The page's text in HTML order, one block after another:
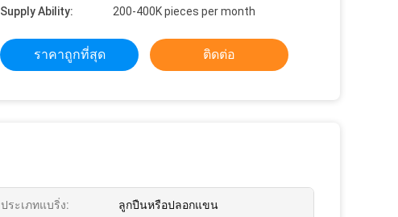
Supply Ability:
200-400K pieces per month
ราคาถูกที่สุด ติดต่อ
ประเภทแบริ่ง: ลูกปืนหรือปลอกแขน